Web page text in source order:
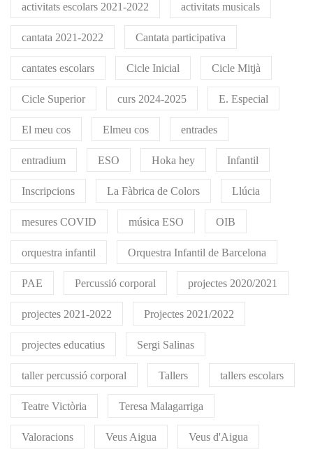
activitats escolars 2021-2022 activitats musicals
cantata 2021-2022 Cantata participativa
cantates escolars Cicle Inicial Cicle Mitjà
Cicle Superior curs 2024-2025 E. Especial
El meu cos Elmeu cos entrades
entradium ESO Hoka hey Infantil
Inscripcions La Fàbrica de Colors Llúcia
mesures COVID música ESO OIB
orquestra infantil Orquestra Infantil de Barcelona
PAE Percussió corporal projectes 2020/2021
projectes 2021-2022 Projectes 2021/2022
projectes educatius Sergi Salinas
taller percussió corporal Tallers tallers escolars
Teatre Victòria Teresa Malagarriga
Valoracions Veus Aigua Veus d'Aigua